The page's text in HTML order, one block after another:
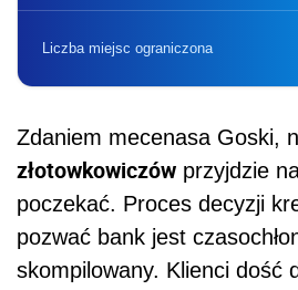
Liczba miejsc ograniczona
Zdaniem mecenasa Goski,
złotowkowiczów przyjdzie
poczekać. Proces decyzji
pozwać bank jest
skompilowany. Klienci dość